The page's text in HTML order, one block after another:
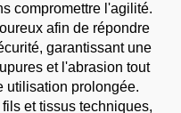
compromettre l'agilité.
afin de répondre
garantissant une
et l'abrasion tout
utilisation prolongée.
et tissus techniques,